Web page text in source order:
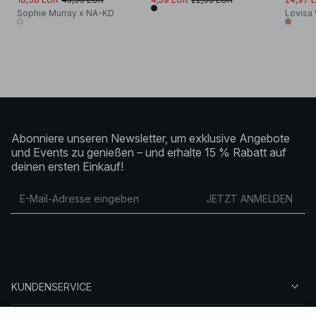
Sophie Murray x NA-KD
Lovisa
Abonniere unseren Newsletter, um exklusive Angebote
und Events zu genießen – und erhalte 15 % Rabatt auf
deinen ersten Einkauf!
JETZT ANMELDEN
KUNDENSERVICE